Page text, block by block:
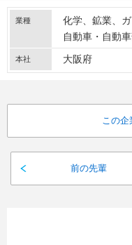
業種 化学 鉱業
自動車・自動
本社 大阪府
前の先輩
この企